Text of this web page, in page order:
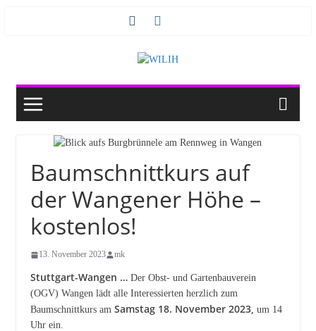
Baumschnittkurs auf
der Wangener Höhe –
kostenlos!
13. November 2023 mk
Stuttgart-Wangen …Der Obst- und Gartenbauverein
(OGV) Wangen lädt alle Interessierten herzlich zum
Baumschnittkurs am Samstag 18. November 2023, um 14
Uhr ein.